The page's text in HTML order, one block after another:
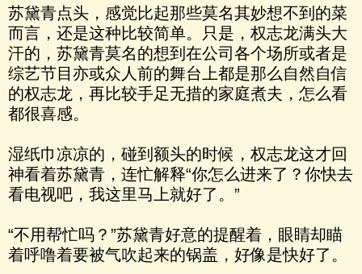
苏黛青点头，感觉比起那些莫名其妙想不到的菜
而言，还是这种比较简单。只是，权志龙满头大
汗的，苏黛青莫名的想到在公司各个场所或者是
综艺节目亦或众人前的舞台上都是那么自然自信
的权志龙，再比较手足无措的家庭煮夫，怎么看
都很喜感。
湿纸巾凉凉的，碰到额头的时候，权志龙这才回
神看着苏黛青，连忙解释“你怎么进来了？你快去
看电视吧，我这里马上就好了。”
“不用帮忙吗？”苏黛青好意的提醒着，眼睛却瞄
着呼噜着要被气吹起来的锅盖，好像是快好了。